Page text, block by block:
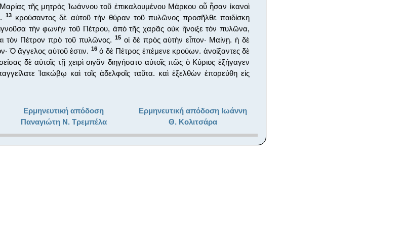
Μαρίας τῆς μητρὸς Ἰωάννου τοῦ ἐπικαλουμένου Μάρκου οὗ ἦσαν ἱκανοὶ
13
κρούσαντος δὲ αὐτοῦ τὴν θύραν τοῦ πυλῶνος προσῆλθε παιδίσκη
τὴν φωνὴν τοῦ Πέτρου, ἀπὸ τῆς χαρᾶς οὐκ ἤνοιξε τὸν πυλῶνα,
τὸν Πέτρον πρὸ τοῦ πυλῶνος. 15οἱ δὲ πρὸς αὐτὴν εἶπον· Μαίνῃ. ἡ δὲ
Ὁ ἄγγελος αὐτοῦ ἐστιν. 16ὁ δὲ Πέτρος ἐπέμενε κρούων. ἀνοίξαντες δὲ
δὲ αὐτοῖς τῇ χειρὶ σιγᾶν διηγήσατο αὐτοῖς πῶς ὁ Κύριος ἐξήγαγεν
Ἰακώβῳ καὶ τοῖς ἀδελφοῖς ταῦτα. καὶ ἐξελθὼν ἐπορεύθη εἰς
Ερμηνευτική απόδοση
Παναγιώτη Ν. Τρεμπέλα
Ερμηνευτική απόδοση Ιωάννη
Θ. Κολιτσάρα